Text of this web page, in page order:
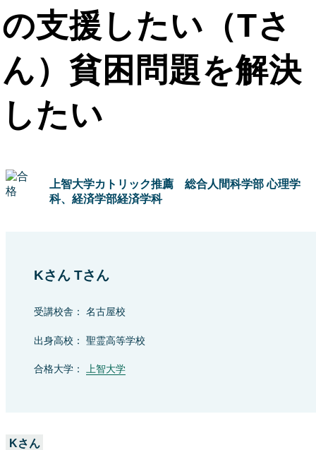
の支援したい（Tさ
ん）貧困問題を解決
したい
上智大学カトリック推薦 総合人間科学部 心理学
科、経済学部経済学科
Kさん Tさん
受講校舎： 名古屋校
出身高校： 聖霊高等学校
合格大学： 上智大学
Kさん